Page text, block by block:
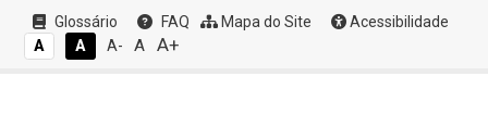
Glossário FAQ Mapa do Site
Acessibilidade
A
A A- A A+